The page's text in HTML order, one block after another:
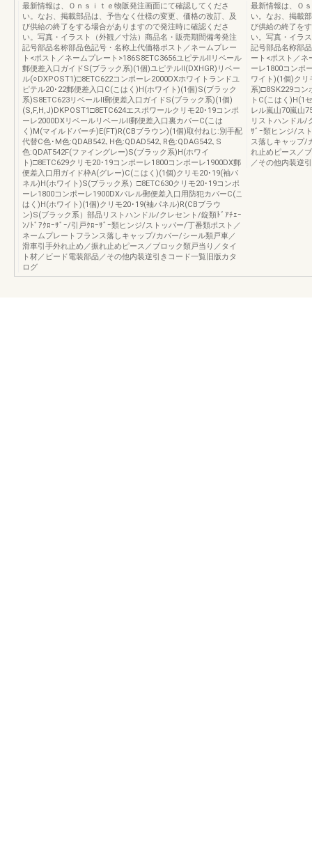
最新情報は、Ｏｎｓｉｔｅ物販発注画面にて確認してくださ
い。なお、掲載部品は、予告なく仕様の変更、価格の改訂、及
び供給の終了をする場合がありますので発注時に確認くださ
い。写真・イラスト（外観／寸法）商品名・販売期間備考発注
記号部品名称部品色記号・名称上代価格ポスト／ネームプレー
ト<ポスト／ネームプレート>186S8ETC3656ユピテルⅡリベール
郵便差入口ガイドS(ブラック系)(1個)ユピテルⅡ(DXHGR)リベー
ル(○DXPOST1)□8ETC622コンポーレ2000DXホワイトランドユ
ピテル20･22郵便差入口C(こはく)H(ホワイト)(1個)S(ブラック
系)S8ETC623リベールⅡ郵便差入口ガイドS(ブラック系)(1個)
(S,F,H,J)DKPOST1□8ETC624エスポワールクリモ20･19コンポ
ーレ2000DXリベールリベールⅡ郵便差入口裏カバーC(こは
く)M(マイルドバーチ)E(FT)R(CBブラウン)(1個)取付ねじ:別手配
代替C色･M色:QDAB542､H色:QDAD542､R色:QDAG542､S
色:QDAT542F(ファイングレー)S(ブラック系)H(ホワイ
ト)□8ETC629クリモ20･19コンポーレ1800コンポーレ1900DX郵
便差入口用ガイド枠A(グレー)C(こはく)(1個)クリモ20･19(袖パ
ネル)H(ホワイト)S(ブラック系）□8ETC630クリモ20･19コンポ
ーレ1800コンポーレ1900DXパレル郵便差入口用防犯カバーC(こ
はく)H(ホワイト)(1個)クリモ20･19(袖パネル)R(CBブラウ
ン)S(ブラック系）部品リストハンドル/クレセント/錠類ﾄﾞｱﾁｪｰ
ﾝ/ﾄﾞｱｸﾛｰｻﾞｰ/引戸ｸﾛｰｻﾞｰ類ヒンジ/ストッパー/丁番類ポスト／
ネームプレートフランス落しキャップ/カバー/シール類戸車／
滑車引手外れ止め／振れ止めピース／ブロック類戸当り／タイ
ト材／ビード電装部品／その他内装逆引きコード一覧旧版カタ
ログ
最新情報は、Ｏ
い。なお、掲載
び供給の終了を
い。写真・イラ
記号部品名称部
ート<ポスト／ネ
ーレ1800コンポ
ワイト)(1個)クリ
系)□8SK229コン
トC(こはく)H(1
レル嵐山70嵐山
リストハンドル/
ｻﾞｰ類ヒンジ/ス
ス落しキャップ/
れ止めピース／
／その他内装逆